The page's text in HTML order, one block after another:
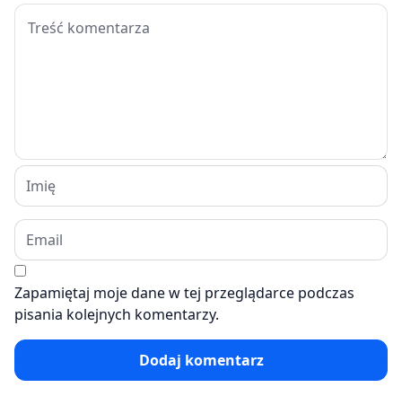
Zapamiętaj moje dane w tej przeglądarce podczas
pisania kolejnych komentarzy.
Dodaj komentarz